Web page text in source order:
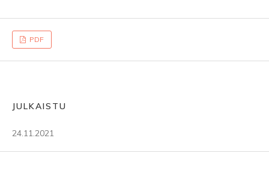
PDF
JULKAISTU
24.11.2021